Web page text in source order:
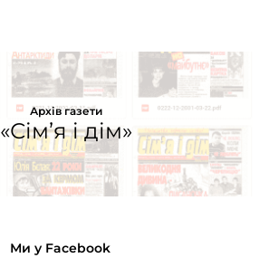
Архів газети
«Сім’я і дім»
Ми у Facebook